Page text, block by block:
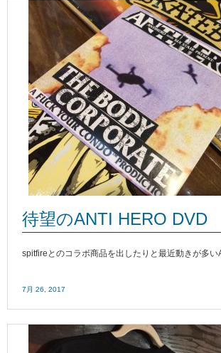
待望のANTI HERO DVD
spitfireとのコラボ商品を出したりと最近動きが多
7月 26, 2017